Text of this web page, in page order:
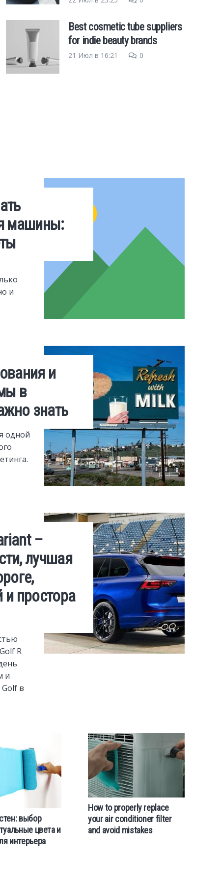
Best cosmetic tube suppliers
for indie beauty brands
21 Июл в 16:21 0
машины:
и
и
в
знать
одной
–
лучшая
простора
R
и
в
выбор
цвета и
интерьера
How to properly replace
your air conditioner filter
and avoid mistakes